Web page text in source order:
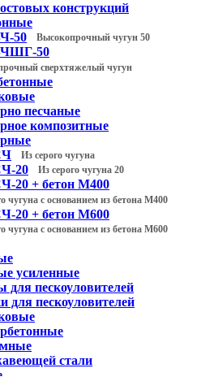
конструкций
50
Высокопрочный чугун 50
50
сверхтяжелый чугун
песчаные
композитные
Из серого чугуна
20 Из серого чугуна 20
20 + бетон М400
чугуна с основанием из бетона М400
20 + бетон М600
чугуна с основанием из бетона М600
усиленные
для пескоуловителей
пескоуловителей
стали